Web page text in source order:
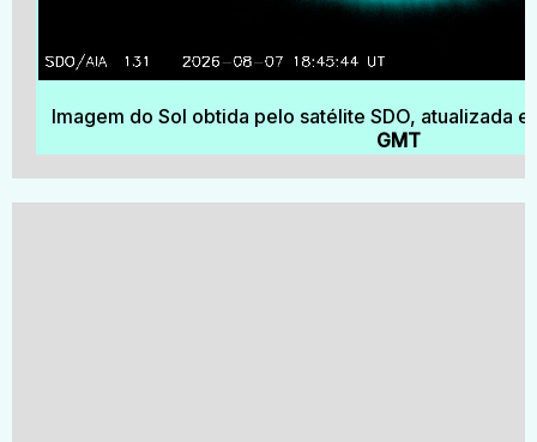
Imagem do Sol obtida pelo satélite SDO, atualizada
GMT